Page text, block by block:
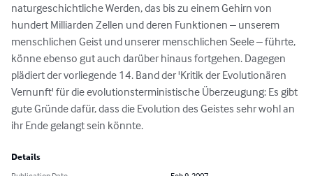
naturgeschichtliche Werden, das bis zu einem Gehirn von
hundert Milliarden Zellen und deren Funktionen – unserem
menschlichen Geist und unserer menschlichen Seele – führte,
könne ebenso gut auch darüber hinaus fortgehen. Dagegen
plädiert der vorliegende 14. Band der 'Kritik der Evolutionären
Vernunft' für die evolutionsterministische Überzeugung: Es gibt
gute Gründe dafür, dass die Evolution des Geistes sehr wohl an
ihr Ende gelangt sein könnte.
Details